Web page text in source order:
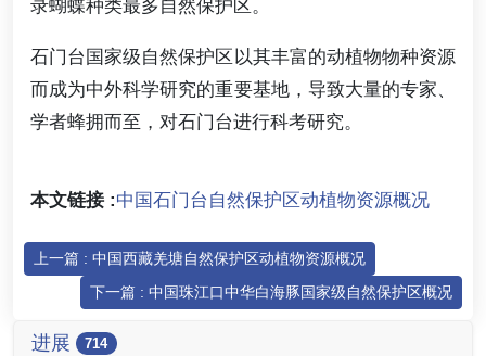
录蝴蝶种类最多自然保护区。
石门台国家级自然保护区以其丰富的动植物物种资源
而成为中外科学研究的重要基地，导致大量的专家、
学者蜂拥而至，对石门台进行科考研究。
本文链接 :中国石门台自然保护区动植物资源概况
上一篇 : 中国西藏羌塘自然保护区动植物资源概况
下一篇 : 中国珠江口中华白海豚国家级自然保护区概况
进展 714